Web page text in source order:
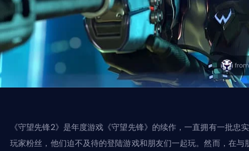
《守望先锋2》是年度游戏《守望先锋》的续作，一直拥有一批忠
玩家粉丝，他们迫不及待的登陆游戏和朋友们一起玩。然而，在与